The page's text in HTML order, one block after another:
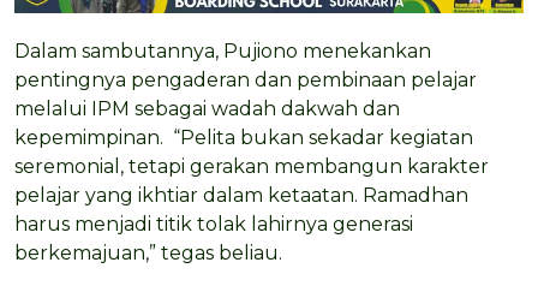
Dalam sambutannya, Pujiono menekankan
pentingnya pengaderan dan pembinaan pelajar
melalui IPM sebagai wadah dakwah dan
kepemimpinan. “Pelita bukan sekadar kegiatan
seremonial, tetapi gerakan membangun karakter
pelajar yang ikhtiar dalam ketaatan. Ramadhan
harus menjadi titik tolak lahirnya generasi
berkemajuan,” tegas beliau.